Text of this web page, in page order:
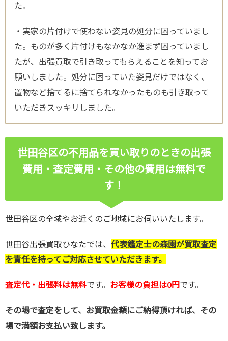
た。
・実家の片付けで使わない姿見の処分に困っていまし
た。ものが多く片付けもなかなか進まず困っていまし
たが、出張買取で引き取ってもらえることを知ってお
願いしました。処分に困っていた姿見だけではなく、
置物など捨てるに捨てられなかったものも引き取って
いただきスッキリしました。
世田谷区の不用品を買い取りのときの出張
費用・査定費用・その他の費用は無料で
す！
世田谷区の全域やお近くのご地域にお伺いいたします。
世田谷出張買取ひなたでは、 代表鑑定士の森園が買取査定
を責任を持ってご対応させていただきます。
査定代・出張料は無料です。 お客様の負担は0円です。
その場で査定をして、お買取金額にご納得頂ければ、その
場で満額お支払い致します。